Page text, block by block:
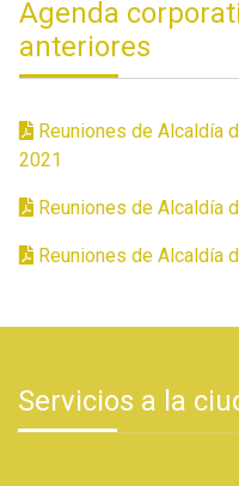
Agenda
anteriores
Reuniones de Alcaldía
2021
Reuniones de Alcaldía
Reuniones de Alcaldía
Servicios a la